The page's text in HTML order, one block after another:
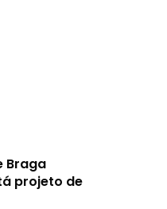
Braga
projeto de